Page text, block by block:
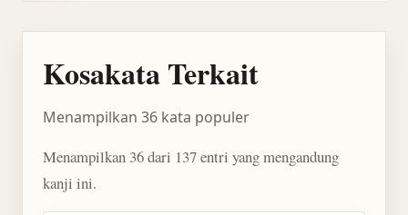
Kosakata Terkait
Menampilkan 36 kata populer
Menampilkan 36 dari 137 entri yang mengandung
kanji ini.